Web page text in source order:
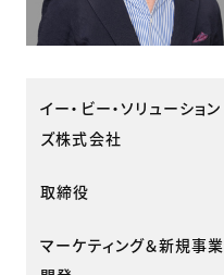
イー・ビー・ソリューション
ズ株式会社
取締役
マーケティング＆新規事業